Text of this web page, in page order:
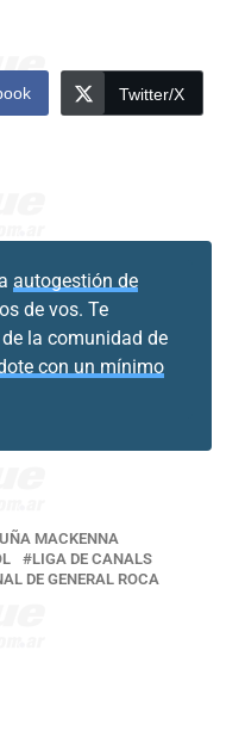
Twitter/X
autogestión de
de vos. Te
la comunidad de
con un mínimo
MACKENNA
LIGA DE CANALS
DE GENERAL ROCA